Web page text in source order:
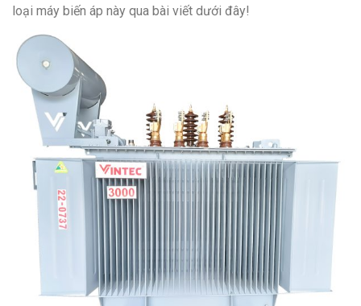
loại máy biến áp này qua bài viết dưới đây!